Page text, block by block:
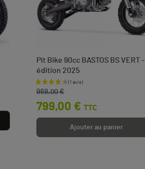
Pit Bike 90cc BASTOS BS VERT -
édition 2025
Prix de base
969,00 €
Prix
799,00 € TTC
Ajouter au panier